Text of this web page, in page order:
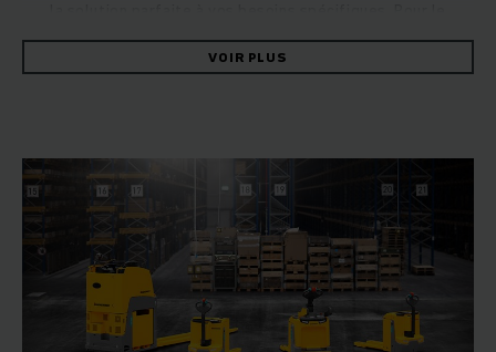
charges lourdes sur des trajets courts au quotidien, les
avantages de nos transpalettes manuels joueront à coup sûr
soulever et à déplacer, nous vous recommandons nos
transpalettes électriques faible levée. Pour ce qui est du
gerbage à des hauteurs élevées, notre gerbeur électrique
représente l’alternative parfaite.
Toujours dans la bonne position
VOIR PLUS